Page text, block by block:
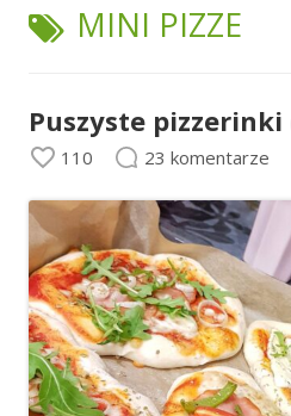
TAGI:
MINI PIZZE
Puszyste
110 23 komentarze